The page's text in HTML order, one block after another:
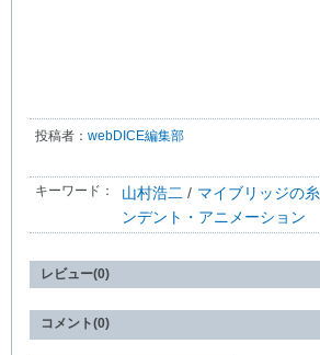
投稿者： webDICE編集部
キーワード： 山村浩二 / マイブリッジの糸
ンデント・アニメーション
レビュー(0)
コメント(0)